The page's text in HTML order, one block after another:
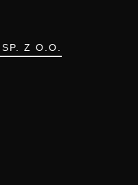
Z O.O.